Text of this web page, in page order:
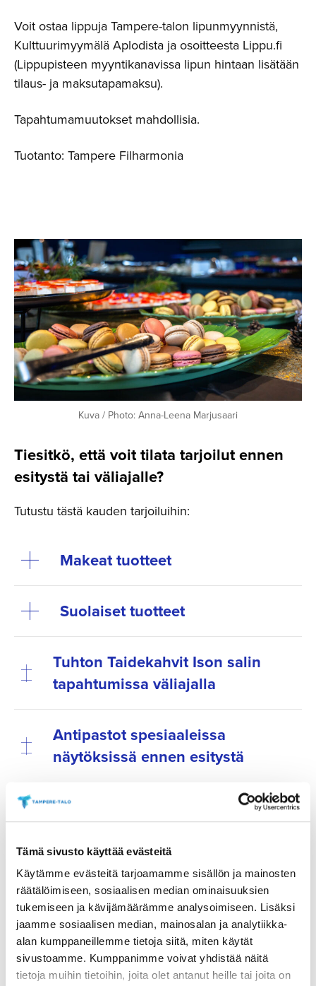
Tämä sivusto käyttää evästeitä
Käytämme evästeitä tarjoamamme sisällön ja mainosten
räätälöimiseen, sosiaalisen median ominaisuuksien
tukemiseen ja kävijämäärämme analysoimiseen. Lisäksi
jaamme sosiaalisen median, mainosalan ja analytiikka-
alan kumppaneillemme tietoja siitä, miten käytät
sivustoamme. Kumppanimme voivat yhdistää näitä
tietoja muihin tietoihin, joita olet antanut heille tai joita on
Voit ostaa lippuja Tampere-talon lipunmyynnistä,
Kulttuurimyymälä Aplodista ja osoitteesta Lippu.fi
(Lippupisteen myyntikanavissa lipun hintaan lisätään
tilaus- ja maksutapamaksu).
Tapahtumamuutokset mahdollisia.
Tuotanto: Tampere Filharmonia
Kuva / Photo: Anna-Leena Marjusaari
Tiesitkö, että voit tilata tarjoilut ennen
esitystä tai väliajalle?
Tutustu tästä kauden tarjoiluihin:
Makeat tuotteet
Suolaiset tuotteet
Tuhton Taidekahvit Ison salin
tapahtumissa väliajalla
Antipastot spesiaaleissa
näytöksissä ennen esitystä
Varmista haluamasi tarjoilut ja osta ne etukäteen.
Tarjoilut voi ostaa ennakkoon verkosta viimeistään
Voit tilata tarjoilut haluamasi tapahtuman ”tilaa
tarjoilu”- linkin kautta.
TÄSTÄ VERKKOKAUPPAAN